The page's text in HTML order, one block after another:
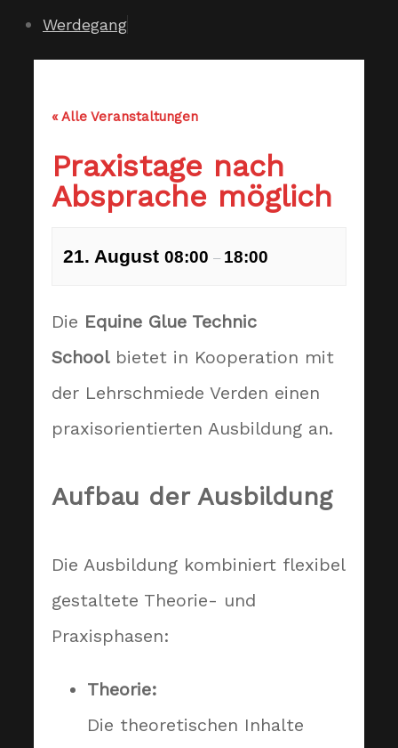
Werdegang
« Alle Veranstaltungen
Praxistage nach
Absprache möglich
21. August 08:00 – 18:00
Die Equine Glue Technic
Schoolbietet in Kooperation mit
der Lehrschmiede Verden einen
praxisorientierten Ausbildung an.
Aufbau der Ausbildung
Die Ausbildung kombiniert flexibel
gestaltete Theorie- und
Praxisphasen:
Theorie:
Die theoretischen Inhalte